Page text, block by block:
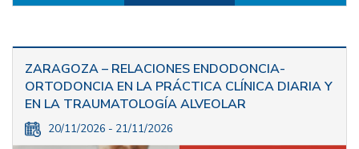
ZARAGOZA – RELACIONES ENDODONCIA-
ORTODONCIA EN LA PRÁCTICA CLÍNICA DIARIA Y
EN LA TRAUMATOLOGÍA ALVEOLAR
20/11/2026 - 21/11/2026